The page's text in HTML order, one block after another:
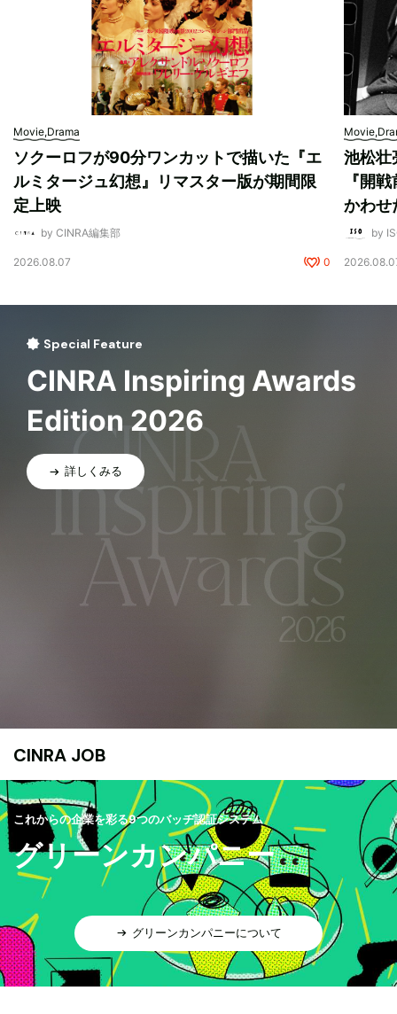
Movie,Drama
ソクーロフが90分ワンカットで描いた『エ
ルミタージュ幻想』リマスター版が期間限
定上映
by CINRA編集部
2026.08.07 0
池松壮
『開
かわせ
by
Special Feature
CINRA Inspiring Awards
Edition 2026
詳しくみる
CINRA JOB
これからの企業を彩る9つのバッヂ認証システム
グリーンカンパニー
グリーンカンパニーについて